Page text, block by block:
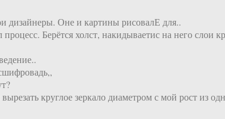
дизайнеры. Оне и картины рисовалЕ для..
Берётся холст, накидываетис на него
круглое зеркало диаметром с мой рост из